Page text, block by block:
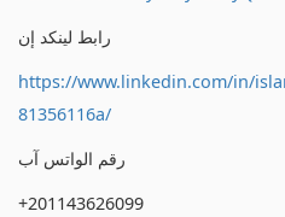
رابط لينكد إن
https://www.linkedin.com/in/
81356116a/
رقم الواتس آب
+201143626099